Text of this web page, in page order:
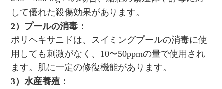
して優れた殺傷効果があります。
2）プールの消毒：
ポリヘキサニドは、スイミングプールの消毒に使
用しても刺激がなく、10〜50ppmの量で使用され
ます。肌に一定の修復機能があります。
3）水産養殖：